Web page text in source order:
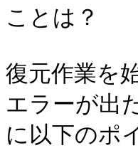
ことは？
復元作業を
エラーが出
に以下のポ